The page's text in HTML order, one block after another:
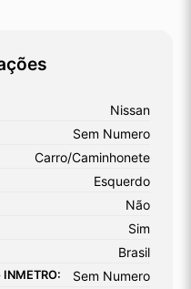
Nissan
Sem Numero
Carro/Caminhonete
Esquerdo
Não
Sim
Brasil
Sem Numero